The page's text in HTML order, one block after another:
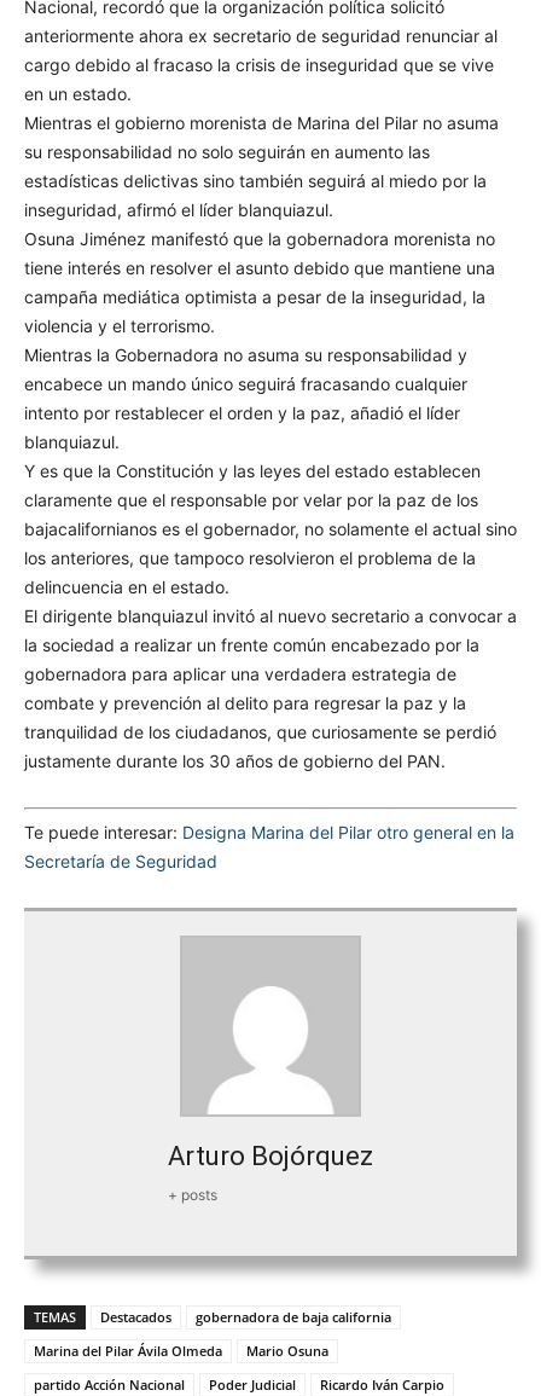
Nacional, recordó que la organización política solicitó
anteriormente ahora ex secretario de seguridad renunciar al
cargo debido al fracaso la crisis de inseguridad que se vive
en un estado.
Mientras el gobierno morenista de Marina del Pilar no asuma
su responsabilidad no solo seguirán en aumento las
estadísticas delictivas sino también seguirá al miedo por la
inseguridad, afirmó el líder blanquiazul.
Osuna Jiménez manifestó que la gobernadora morenista no
tiene interés en resolver el asunto debido que mantiene una
campaña mediática optimista a pesar de la inseguridad, la
violencia y el terrorismo.
Mientras la Gobernadora no asuma su responsabilidad y
encabece un mando único seguirá fracasando cualquier
intento por restablecer el orden y la paz, añadió el líder
blanquiazul.
Y es que la Constitución y las leyes del estado establecen
claramente que el responsable por velar por la paz de los
bajacalifornianos es el gobernador, no solamente el actual sino
los anteriores, que tampoco resolvieron el problema de la
delincuencia en el estado.
El dirigente blanquiazul invitó al nuevo secretario a convocar a
la sociedad a realizar un frente común encabezado por la
gobernadora para aplicar una verdadera estrategia de
combate y prevención al delito para regresar la paz y la
tranquilidad de los ciudadanos, que curiosamente se perdió
justamente durante los 30 años de gobierno del PAN.
Te puede interesar: Designa Marina del Pilar otro general en la
Secretaría de Seguridad
Arturo Bojórquez
+ posts
TEMAS Destacados
gobernadora de baja california
Marina del Pilar Ávila Olmeda
Mario Osuna
partido Acción Nacional
Poder Judicial
Ricardo Iván Carpio